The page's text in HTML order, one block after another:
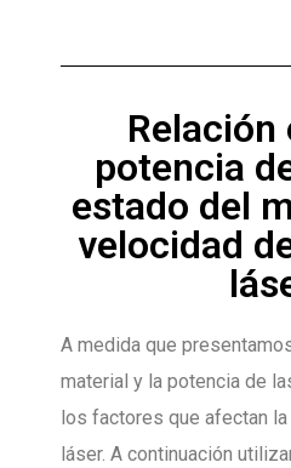
Relación
potencia
estado del
velocidad
A medida que
material y la potencia de
los factores que afectan
láser. A continuación